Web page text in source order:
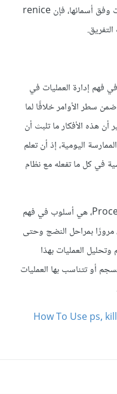
انتبه، بينما تتعامل الأداة nice مع العمليات وفق أسمائها، فإن renice
فهم إدارة العمليات في
سطر الأوامر خلافًا لما
أن هذه الأفكار ما تلبث أن
اليومية، إذ أن تعلم
في كل ما تفعله مع نظام
[1]: دورة حياة العملية أو Process Lifecycle، هي أسلوب في فهم
مرورًا بمراحل النضج وحتى
وتحليل العمليات بهذا
أو تتناسب بها العمليات
How To Use ps,